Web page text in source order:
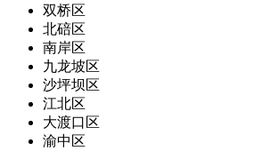
双桥区
北碚区
南岸区
九龙坡区
沙坪坝区
江北区
大渡口区
渝中区